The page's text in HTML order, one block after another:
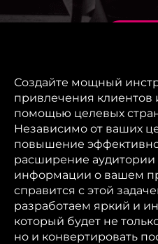
Создайте мощный
привлечения клиентов
помощью целевых
Независимо от ваших
повышение
расширение аудитории
информации о вашем
справится с этой
разработаем яркий и
который будет не
но и конвертировать